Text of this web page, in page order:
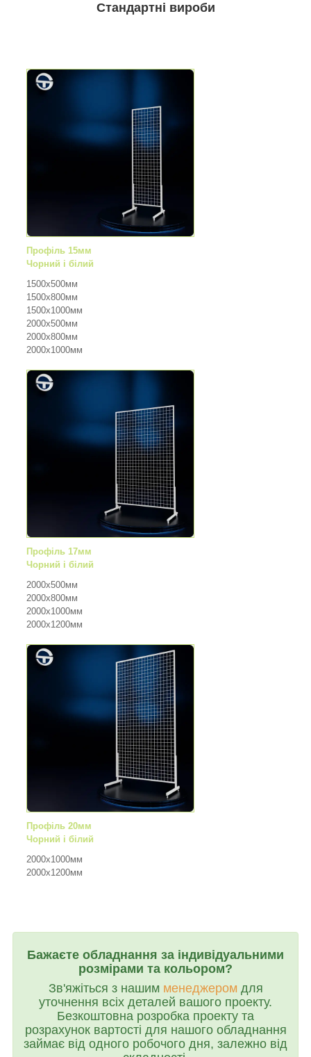
Стандартні вироби
Профіль 15мм
Чорний і білий
1500х500мм
1500х800мм
1500х1000мм
2000х500мм
2000х800мм
2000х1000мм
Профіль 17мм
Чорний і білий
2000х500мм
2000х800мм
2000х1000мм
2000х1200мм
Профіль 20мм
Чорний і білий
2000х1000мм
2000х1200мм
Бажаєте обладнання за індивідуальними
розмірами та кольором?
Зв'яжіться з нашим менеджером для
уточнення всіх деталей вашого проекту.
Безкоштовна розробка проекту та
розрахунок вартості для нашого обладнання
займає від одного робочого дня, залежно від